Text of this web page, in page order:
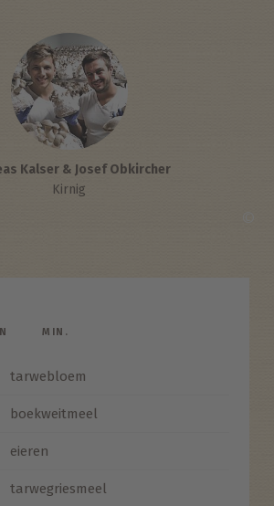
Kalser & Josef Obkircher
Kirnig
MIN.
tarwebloem
boekweitmeel
eieren
tarwegriesmeel